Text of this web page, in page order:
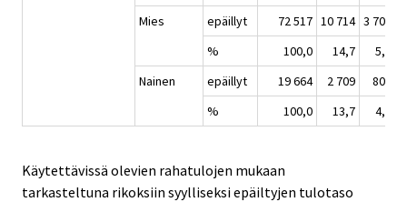
Mies
epäillyt 72 517 10 714 3 706
%
100,0 14,7
5,1
Nainen
epäillyt 19 664 2 709 800
%
100,0 13,7 4,0
Käytettävissä olevien rahatulojen mukaan
tarkasteltuna rikoksiin syylliseksi epäiltyjen tulotaso